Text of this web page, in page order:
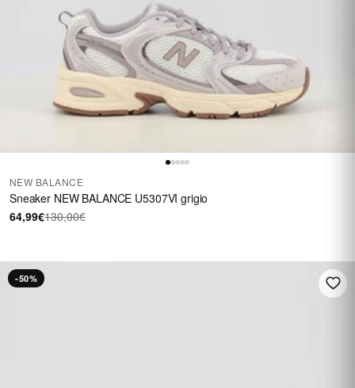
NEW BALANCE
Sneaker NEW BALANCE U5307VI grigio
64,99€130,00€
-50%